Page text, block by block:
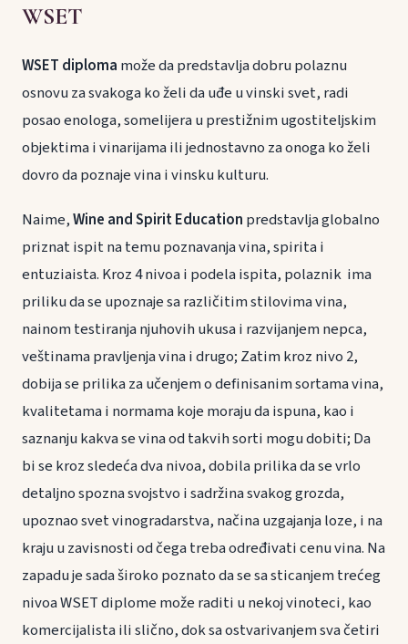
WSET
WSET diploma može da predstavlja dobru polaznu
osnovu za svakoga ko želi da uđe u vinski svet, radi
posao enologa, somelijera u prestižnim ugostiteljskim
objektima i vinarijama ili jednostavno za onoga ko želi
dovro da poznaje vina i vinsku kulturu.
Naime,Wine and Spirit Education predstavlja globalno
priznat ispit na temu poznavanja vina, spirita i
entuziaista. Kroz 4 nivoa i podela ispita, polaznik ima
priliku da se upoznaje sa različitim stilovima vina,
nainom testiranja njuhovih ukusa i razvijanjem nepca,
veštinama pravljenja vina i drugo; Zatim kroz nivo 2,
dobija se prilika za učenjem o definisanim sortama vina,
kvalitetama i normama koje moraju da ispuna, kao i
saznanju kakva se vina od takvih sorti mogu dobiti; Da
bi se kroz sledeća dva nivoa, dobila prilika da se vrlo
detaljno spozna svojstvo i sadržina svakog grozda,
upoznao svet vinogradarstva, načina uzgajanja loze, i na
kraju u zavisnosti od čega treba određivati cenu vina. Na
zapadu je sada široko poznato da se sa sticanjem trećeg
nivoa WSET diplome može raditi u nekoj vinoteci, kao
komercijalista ili slično, dok sa ostvarivanjem sva četiri